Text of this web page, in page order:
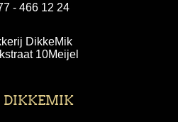
- 466 12 24
DikkeMik
10Meijel
DIKKEMIK